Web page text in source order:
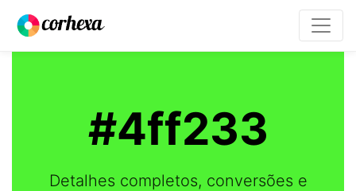
#4ff233
Detalhes completos, conversões e